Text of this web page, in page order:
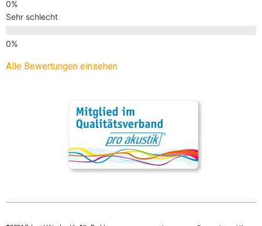
Sehr schlecht
Alle Bewertungen einsehen